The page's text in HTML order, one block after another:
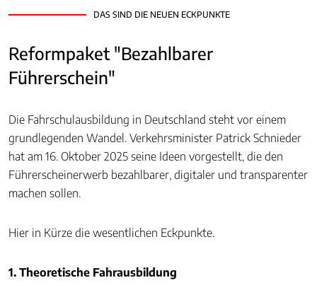
DAS SIND DIE NEUEN ECKPUNKTE
Reformpaket "Bezahlbarer
Führerschein"
Die Fahrschulausbildung in Deutschland steht vor einem
grundlegenden Wandel. Verkehrsminister Patrick Schnieder
hat am 16. Oktober 2025 seine Ideen vorgestellt, die den
Führerscheinerwerb bezahlbarer, digitaler und transparenter
machen sollen.
Hier in Kürze die wesentlichen Eckpunkte.
1. Theoretische Fahrausbildung